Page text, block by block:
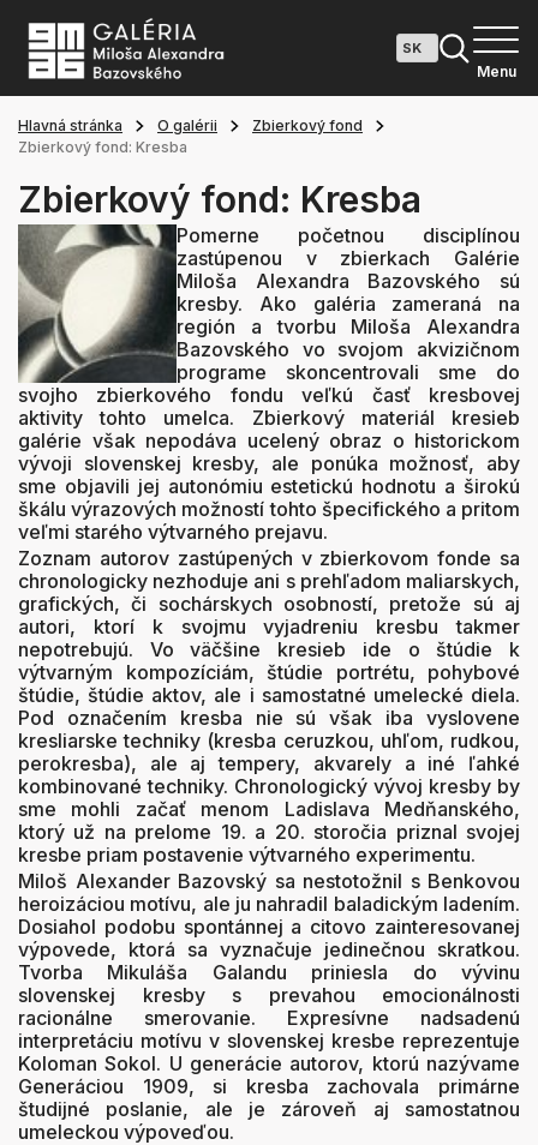
Menu
Hlavná stránka O galérii
Zbierkový fond
Zbierkový fond: Kresba
Zbierkový fond: Kresba
Pomerne početnou disciplínou
zastúpenou v zbierkach Galérie
Miloša Alexandra Bazovského sú
kresby. Ako galéria zameraná na
región a tvorbu Miloša Alexandra
Bazovského vo svojom akvizičnom
programe skoncentrovali sme do
svojho zbierkového fondu veľkú časť kresbovej
aktivity tohto umelca. Zbierkový materiál kresieb
galérie však nepodáva ucelený obraz o historickom
vývoji slovenskej kresby, ale ponúka možnosť, aby
sme objavili jej autonómiu estetickú hodnotu a širokú
škálu výrazových možností tohto špecifického a pritom
veľmi starého výtvarného prejavu.
Zoznam autorov zastúpených v zbierkovom fonde sa
chronologicky nezhoduje ani s prehľadom maliarskych,
grafických, či sochárskych osobností, pretože sú aj
autori, ktorí k svojmu vyjadreniu kresbu takmer
nepotrebujú. Vo väčšine kresieb ide o štúdie k
výtvarným kompozíciám, štúdie portrétu, pohybové
štúdie, štúdie aktov, ale i samostatné umelecké diela.
Pod označením kresba nie sú však iba vyslovene
kresliarske techniky (kresba ceruzkou, uhľom, rudkou,
perokresba), ale aj tempery, akvarely a iné ľahké
kombinované techniky. Chronologický vývoj kresby by
sme mohli začať menom Ladislava Medňanského,
ktorý už na prelome 19. a 20. storočia priznal svojej
kresbe priam postavenie výtvarného experimentu.
Miloš Alexander Bazovský sa nestotožnil s Benkovou
heroizáciou motívu, ale ju nahradil baladickým ladením.
Dosiahol podobu spontánnej a citovo zainteresovanej
výpovede, ktorá sa vyznačuje jedinečnou skratkou.
Tvorba Mikuláša Galandu priniesla do vývinu
slovenskej kresby s prevahou emocionálnosti
racionálne smerovanie. Expresívne nadsadenú
interpretáciu motívu v slovenskej kresbe reprezentuje
Koloman Sokol. U generácie autorov, ktorú nazývame
Generáciou 1909, si kresba zachovala primárne
študijné poslanie, ale je zároveň aj samostatnou
umeleckou výpoveďou.